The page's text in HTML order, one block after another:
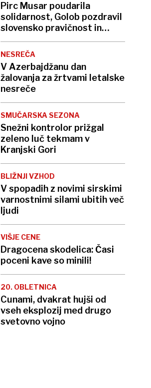
Pirc Musar poudarila
solidarnost, Golob pozdravil
slovensko pravičnost in
znanost
NESREČA
V Azerbajdžanu dan
žalovanja za žrtvami letalske
nesreče
SMUČARSKA SEZONA
Snežni kontrolor prižgal
zeleno luč tekmam v
Kranjski Gori
BLIŽNJI VZHOD
V spopadih z novimi sirskimi
varnostnimi silami ubitih več
ljudi
VIŠJE CENE
Dragocena skodelica: Časi
poceni kave so minili!
20. OBLETNICA
Cunami, dvakrat hujši od
vseh eksplozij med drugo
svetovno vojno